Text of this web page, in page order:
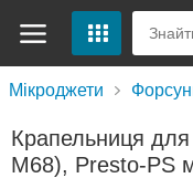
Мікроджети
Крапельниця
M68), Presto-PS